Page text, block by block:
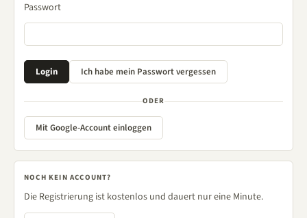
Passwort
ODER
Mit Google-Account einloggen
NOCH KEIN ACCOUNT?
Die Registrierung ist kostenlos und dauert nur eine Minute.